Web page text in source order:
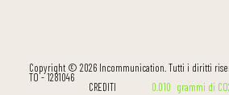
Copyright © 2026 Incommunication. Tutti i diritti
TO - 1281046
CREDITI 0.010 grammi di